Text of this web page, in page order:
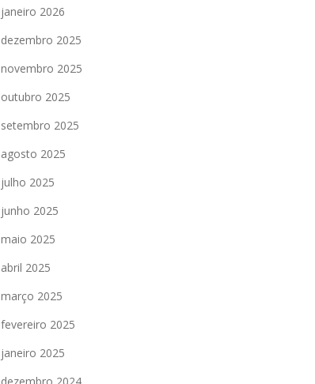
janeiro 2026
dezembro 2025
novembro 2025
outubro 2025
setembro 2025
agosto 2025
julho 2025
junho 2025
maio 2025
abril 2025
março 2025
fevereiro 2025
janeiro 2025